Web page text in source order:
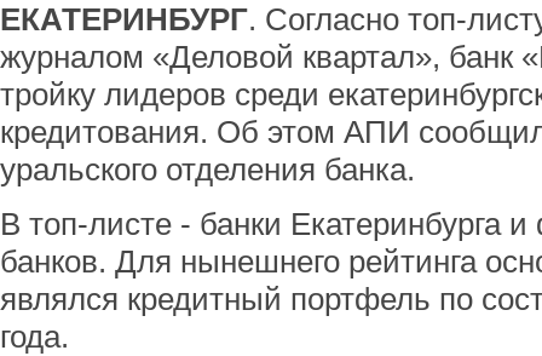
ЕКАТЕРИНБУРГ. Согласно топ-
журналом «Деловой квартал», банк
тройку лидеров среди
кредитования. Об этом АПИ
уральского отделения банка.
В топ-листе - банки Екатеринбурга
банков. Для нынешнего рейтинга
являлся кредитный портфель по
года.